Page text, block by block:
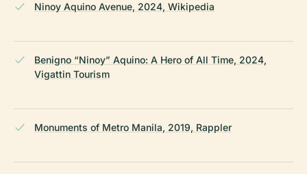
Ninoy Aquino Avenue, 2024, Wikipedia
Benigno “Ninoy” Aquino: A Hero of All Time, 2024,
Vigattin Tourism
Monuments of Metro Manila, 2019, Rappler